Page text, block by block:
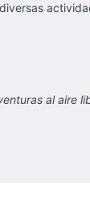
al aire